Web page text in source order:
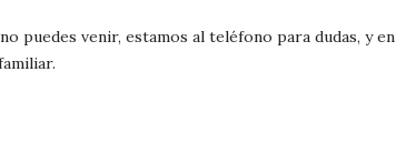
puedes venir, estamos al teléfono para dudas, y en